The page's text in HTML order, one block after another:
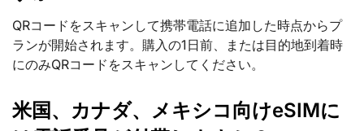
QRコードをスキャンして携帯電話に追加した時点からプ
ランが開始されます。購入の1日前、または目的地到着時
にのみQRコードをスキャンしてください。
米国、カナダ、メキシコ向けeSIMに